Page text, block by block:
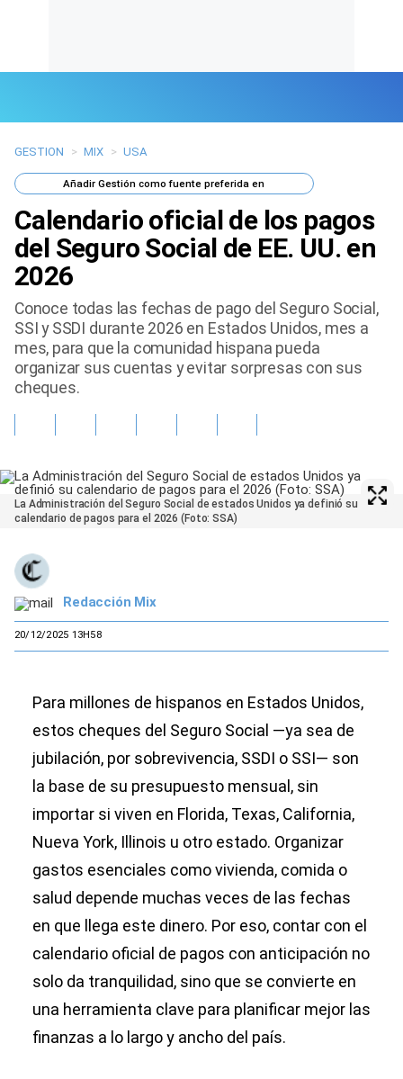
Últimas Noticias
Mi Bolsillo
Respuestas
Gente
Vida Laboral
Tendencias Mix
Sports
GESTION > MIX > USA
AñadirGestión como fuente preferida en
Calendario oficial de los pagos
del Seguro Social de EE. UU. en
2026
Conoce todas las fechas de pago del Seguro Social,
SSI y SSDI durante 2026 en Estados Unidos, mes a
mes, para que la comunidad hispana pueda
organizar sus cuentas y evitar sorpresas con sus
cheques.
La Administración del Seguro Social de estados Unidos ya definió su
calendario de pagos para el 2026 (Foto: SSA)
Redacción Mix
20/12/2025 13H58
Para millones de hispanos en Estados Unidos,
estos cheques del Seguro Social —ya sea de
jubilación, por sobrevivencia, SSDI o SSI— son
la base de su presupuesto mensual, sin
importar si viven en Florida, Texas, California,
Nueva York, Illinois u otro estado. Organizar
gastos esenciales como vivienda, comida o
salud depende muchas veces de las fechas
en que llega este dinero. Por eso, contar con el
calendario oficial de pagos con anticipación no
solo da tranquilidad, sino que se convierte en
una herramienta clave para planificar mejor las
finanzas a lo largo y ancho del país.